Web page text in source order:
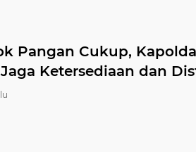
Pangan Cukup, Kapolda
Ketersediaan dan